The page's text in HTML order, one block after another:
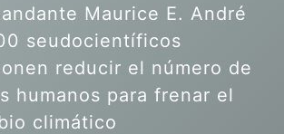
Maurice E. André
seudocientíficos
reducir el número de
humanos para frenar el
climático